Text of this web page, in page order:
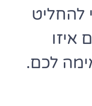
להחליט
איזו
לכם.